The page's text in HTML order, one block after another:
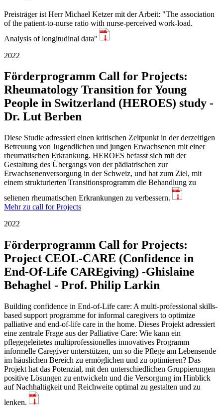
Preisträger ist Herr Michael Ketzer mit der Arbeit: "The association
of the patient-to-nurse ratio with nurse-perceived work-load.
Analysis of longitudinal data"
PDF
2022
Förderprogramm Call for Projects:
Rheumatology Transition for Young
People in Switzerland (HEROES) study -
Dr. Lut Berben
Diese Studie adressiert einen kritischen Zeitpunkt in der derzeitigen
Betreuung von Jugendlichen und jungen Erwachsenen mit einer
rheumatischen Erkrankung. HEROES befasst sich mit der
Gestaltung des Übergangs von der pädiatrischen zur
Erwachsenenversorgung in der Schweiz, und hat zum Ziel, mit
einem strukturierten Transitionsprogramm die Behandlung zu
seltenen rheumatischen Erkrankungen zu verbessern.
PDF
Mehr zu call for Projects
2022
Förderprogramm Call for Projects:
Project CEOL-CARE (Confidence in
End-Of-Life CAREgiving) -Ghislaine
Behaghel - Prof. Philip Larkin
Building confidence in End-of-Life care: A multi-professional skills-
based support programme for informal caregivers to optimize
palliative and end-of-life care in the home. Dieses Projekt adressiert
eine zentrale Frage aus der Palliative Care: Wie kann ein
pflegegeleitetes multiprofessionelles innovatives Programm
informelle Caregiver unterstützen, um so die Pflege am Lebensende
im häuslichen Bereich zu ermöglichen und zu optimieren? Das
Projekt hat das Potenzial, mit den unterschiedlichen Gruppierungen
positive Lösungen zu entwickeln und die Versorgung im Hinblick
auf Nachhaltigkeit und Reichweite optimal zu gestalten und zu
lenken.
PDF